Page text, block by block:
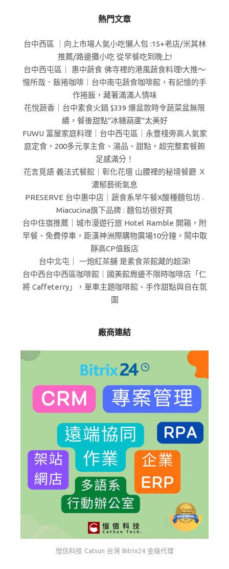
熱門文章
台中西區 ｜向上市場人氣小吃懶人包 :15+老店/米其林
推薦/路邊攤小吃 從早餐吃到晚上!
台中西屯區｜ 惠中蔬食 佛寺裡的港風蔬食料理!大推～
慢所哉．飯捲咖啡｜台中南屯蔬食咖啡館，有記憶的手
作捲飯，藏著滿滿人情味
花悅蔬香｜台中素食火鍋 $339 爆盆款時令蔬菜盆無限
續，餐後甜點"冰糖葫蘆"太美好
FUWU 富屋家庭料理｜台中西屯區｜永豐棧旁高人氣家
庭定食，200多元享主食、湯品、甜點，超完整套餐飽
足感滿分！
花言覓語 義法式餐館｜彰化花壇 山腰裡的秘境餐廳 Ｘ
濃郁藝術氣息
PRESERVE 台中惠中店｜蔬食系早午餐X酸種麵包坊 .
Miacucina旗下品牌 : 麵包坊很好買
台中住宿推薦｜城市漫遊行旅 Hotel Ramble 開箱，附
早餐、免費停車，距漢神洲際購物廣場10分鐘，鬧中取
靜高CP值飯店
台中北屯｜ 一炮紅茶舖 是素食茶館藏的超深!
台中西台中西區咖啡館｜國美館周邊不限時咖啡店「仁
將 Caffeterry」，單車主題咖啡館、手作甜點與自在氛
圍
廠商連結
愷信科技 Catsun 台灣 Bitrix24 金級代理